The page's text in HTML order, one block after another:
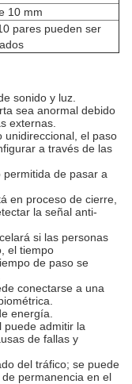
10 mm
pares pueden ser
sonido y luz.
sea anormal debido
externas.
unidireccional, el paso
a través de las
de pasar a
en proceso de cierre,
la señal anti-
si las personas
el tiempo
de paso se
conectarse a una
energía.
puede admitir la
de fallas y
del tráfico; se puede
permanencia en el